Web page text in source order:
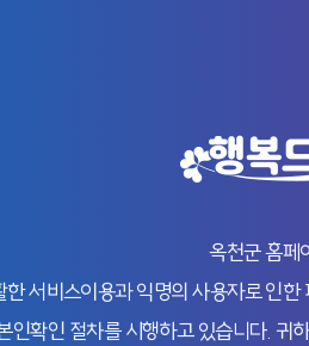
옥천군 홈페
서비스이용과 익명의 사용자로 인
인확인 절차를 시행하고 있습니다. 귀